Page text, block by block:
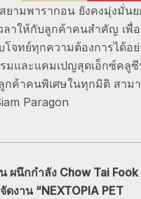
สยามพารากอน ยังคงมุ่งมั่
ลาให้กับลูกค้าคนสำคัญ เพื่
โจทย์ทุกความต้องการได้
มและแคมเปญสุดเอ็กซ์คลู
ค้าคนพิเศษในทุกมิติ สามา
Paragon
ผนึกกำลัง Chow Tai
ดงาน “NEXTOPIA PET